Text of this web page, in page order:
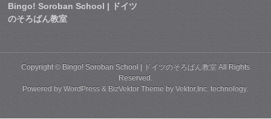
Bingo! Soroban School | ドイツ
のそろばん教室
Copyright © Bingo! Soroban School | ドイツのそろばん教室 All Rights
Reserved.
Powered byWordPress & BizVektor Theme byVektor,Inc. technology.